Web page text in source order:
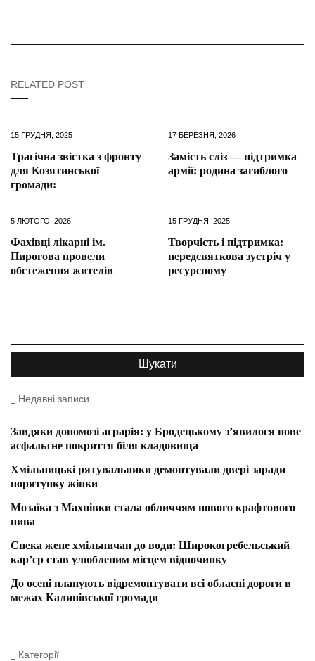
RELATED POST
15 ГРУДНЯ, 2025
Трагічна звістка з фронту
для Козятинської
громади:
17 БЕРЕЗНЯ, 2026
Замість сліз — підтримка
армії: родина загиблого
5 ЛЮТОГО, 2026
Фахівці лікарні ім.
Пирогова провели
обстеження жителів
15 ГРУДНЯ, 2025
Творчість і підтримка:
передсвяткова зустріч у
ресурсному
Недавні записи
Завдяки допомозі аграрія: у Бродецькому з’явилося нове
асфальтне покриття біля кладовища
Хмільницькі рятувальники демонтували двері заради
порятунку жінки
Мозаїка з Махнівки стала обличчям нового крафтового
пива
Спека жене хмільничан до води: Широкогребельський
кар’єр став улюбленим місцем відпочинку
До осені планують відремонтувати всі обласні дороги в
межах Калинівської громади
Категорії